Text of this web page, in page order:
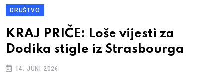
DRUŠTVO
KRAJ PRIČE: Loše vijesti za
Dodika stigle iz Strasbourga
14. JUNI 2026.